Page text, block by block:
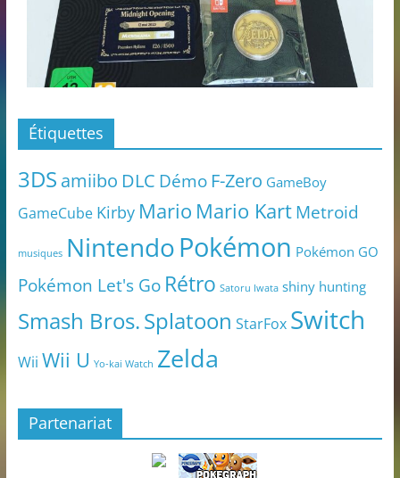
Étiquettes
3DS amiibo DLC Démo F-Zero GameBoy
GameCube Kirby Mario Mario KartMetroid
musiques NintendoPokémon Pokémon GO
Pokémon Let's Go Rétro Satoru Iwata shiny hunting
Smash Bros.Splatoon StarFox Switch
Wii Wii U Yo-kai Watch Zelda
Partenariat